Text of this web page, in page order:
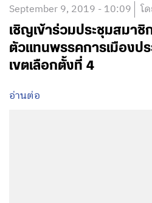
September 9, 2019 - 10:09 โ
เชิญเข้าร่วมประชุมสมา
ตัวแทนพรรคการเมืองป
เขตเลือกตั้งที่ 4
อ่านต่อ